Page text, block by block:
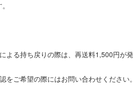
る持ち戻りの際は、再送料1,500円が発
ご希望の際にはお問い合わせください。